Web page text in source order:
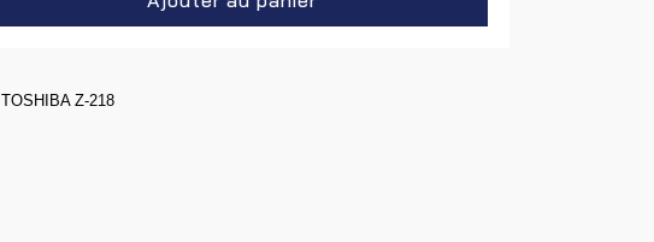
Z-218